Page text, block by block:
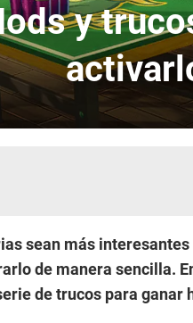
y
sean más
de manera sencilla.
de trucos para